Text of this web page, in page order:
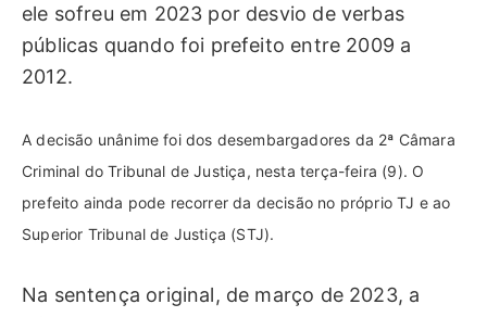
ele sofreu em 2023 por desvio de verbas
públicas quando foi prefeito entre 2009 a
2012.
A decisão unânime foi dos desembargadores da 2ª Câmara
Criminal do Tribunal de Justiça, nesta terça-feira (9). O
prefeito ainda pode recorrer da decisão no próprio TJ e ao
Superior Tribunal de Justiça (STJ).
Na sentença original, de março de 2023, a